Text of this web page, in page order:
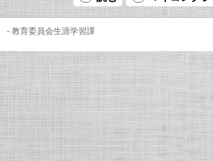
- 教育委員会生涯学習課